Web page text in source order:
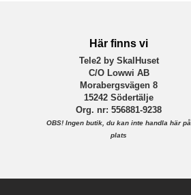
Här finns vi
Tele2 by SkalHuset
C/O Lowwi AB
Morabergsvägen 8
15242 Södertälje
Org. nr: 556881-9238
OBS! Ingen butik, du kan inte handla här på
plats